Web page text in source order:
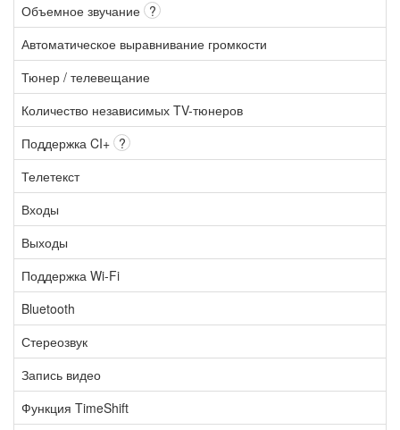
Объемное звучание ?
Автоматическое выравнивание громкости
Тюнер / телевещание
Количество независимых TV-тюнеров
Поддержка CI+ ?
Телетекст
Входы
Выходы
Поддержка Wi-Fi
Bluetooth
Стереозвук
Запись видео
Функция TimeShift